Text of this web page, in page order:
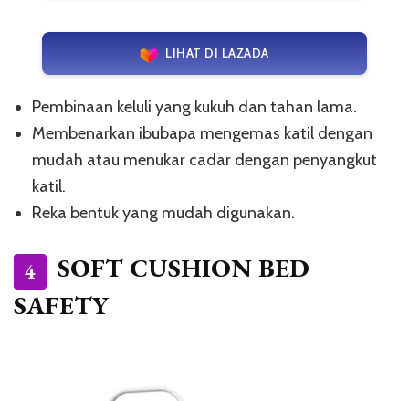
LIHAT DI LAZADA
Pembinaan keluli yang kukuh dan tahan lama.
Membenarkan ibubapa mengemas katil dengan
mudah atau menukar cadar dengan penyangkut
katil.
Reka bentuk yang mudah digunakan.
4
SOFT CUSHION BED
SAFETY